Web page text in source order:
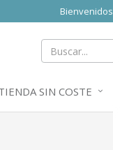
SIN COSTE